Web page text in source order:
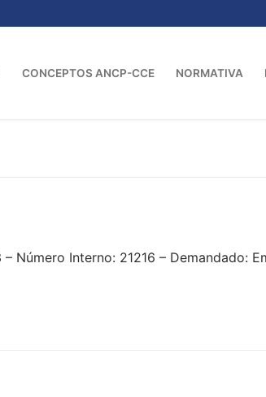
CONCEPTOS ANCP-CCE NORMATIVA
Número Interno: 21216 – Demandado: